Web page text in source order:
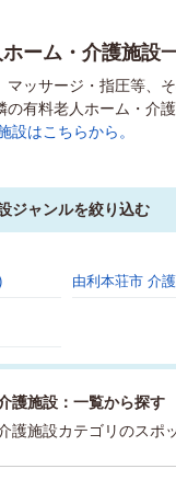
ーム・介護施設
ッサージ・指圧等、
有料老人ホーム・介
設はこちらから。
ジャンルを絞り込む
由利本荘市 介
護施設：一覧から探す
護施設カテゴリのスポ